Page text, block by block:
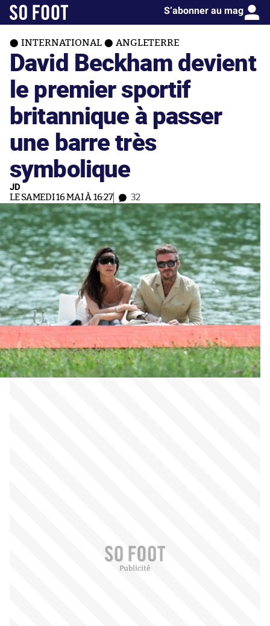
S’abonner au mag
INTERNATIONAL ANGLETERRE
David Beckham devient
le premier sportif
britannique à passer
une barre très
symbolique
JD
LE SAMEDI 16 MAI À 16:27 32